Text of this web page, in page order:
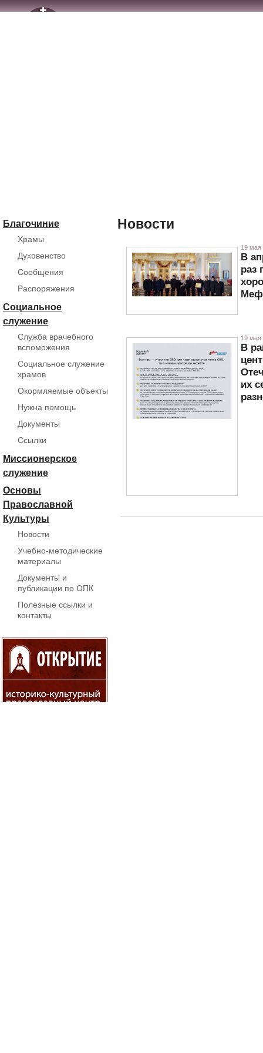
Благочиние
Храмы
Духовенство
Сообщения
Распоряжения
Социальное
служение
Служба врачебного
вспоможения
Социальное служение
храмов
Окормляемые объекты
Нужна помощь
Документы
Ссылки
Миссионерское
служение
Основы
Православной
Культуры
Новости
Учебно-методические
материалы
Документы и
публикации по ОПК
Полезные ссылки и
контакты
Новости
19 мая
В
раз
19 мая
В
их